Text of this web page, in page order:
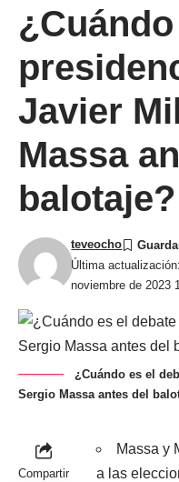
Javier
Massa
balotaje?
Última
noviembre de 2023
teveocho
¿Cuándo es el
Sergio Massa antes del
Compartir
Massa y
a las